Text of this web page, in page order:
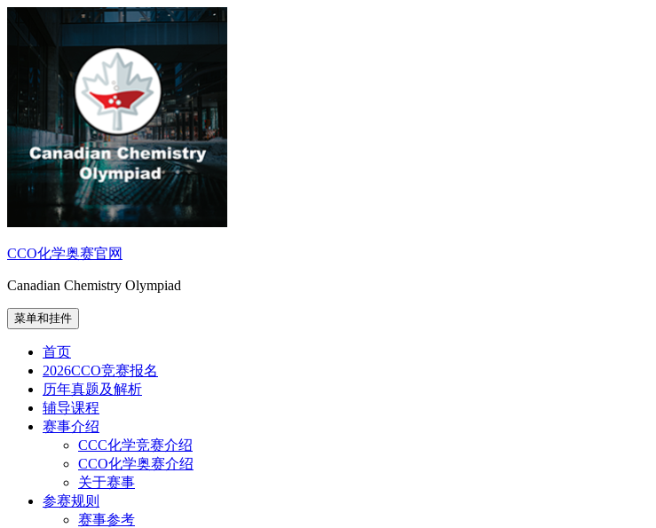
CCO化学奥赛官网
Canadian Chemistry Olympiad
菜单和挂件
首页
2026CCO竞赛报名
历年真题及解析
辅导课程
赛事介绍
CCC化学竞赛介绍
CCO化学奥赛介绍
关于赛事
参赛规则
赛事参考